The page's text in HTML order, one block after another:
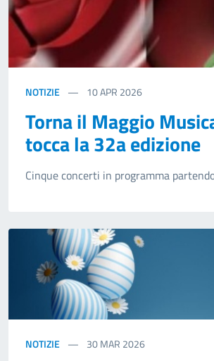
NOTIZIE 10APR 2026
Torna il Maggio
tocca la 32a edizione
Cinque concerti in programma
NOTIZIE 30MAR 2026